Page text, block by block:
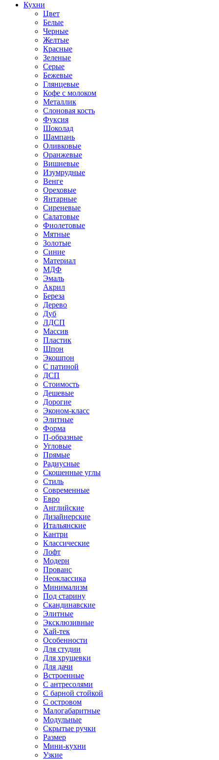
Кухни
Цвет
Белые
Черные
Желтые
Красные
Зеленые
Серые
Бежевые
Глянцевые
Кофе с молоком
Металлик
Слоновая кость
Фуксия
Шоколад
Шампань
Оливковые
Оранжевые
Вишневые
Изумрудные
Венге
Ореховые
Янтарные
Сиреневые
Салатовые
Фиолетовые
Мятные
Золотые
Синие
Материал
МДФ
Эмаль
Акрил
Береза
Дерево
Дуб
ЛДСП
Массив
Пластик
Шпон
Экошпон
С патиной
ДСП
Стоимость
Дешевые
Дорогие
Эконом-класс
Элитные
Форма
П-образные
Угловые
Прямые
Радиусные
Скошенные углы
Стиль
Современные
Евро
Английские
Дизайнерские
Итальянские
Кантри
Классические
Лофт
Модерн
Прованс
Неоклассика
Минимализм
Под старину
Скандинавские
Элитные
Эксклюзивные
Хай-тек
Особенности
Для студии
Для хрущевки
Для дачи
Встроенные
С антресолями
С барной стойкой
С островом
Малогабаритные
Модульные
Скрытые ручки
Размер
Мини-кухни
Узкие